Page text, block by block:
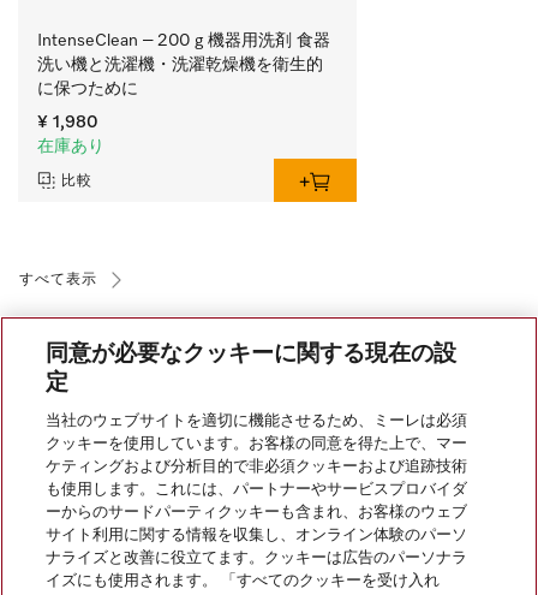
IntenseClean – 200 g 機器用洗剤 食器
洗い機と洗濯機・洗濯乾燥機を衛生的
に保つために
¥ 1,980
在庫あり
比較
すべて表示
会社案内
サービス
同意が必要なクッキーに関する現在の設
定
当社のウェブサイトを適切に機能させるため、ミーレは必須
クッキーを使用しています。お客様の同意を得た上で、マー
ケティングおよび分析目的で非必須クッキーおよび追跡技術
も使用します。これには、パートナーやサービスプロバイダ
ーからのサードパーティクッキーも含まれ、お客様のウェブ
サイト利用に関する情報を収集し、オンライン体験のパーソ
ナライズと改善に役立てます。クッキーは広告のパーソナラ
イズにも使用されます。 「すべてのクッキーを受け入れ